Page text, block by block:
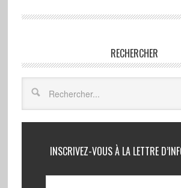
RECHERCHER
INSCRIVEZ-VOUS À LA LETTRE